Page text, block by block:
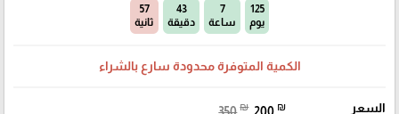
125
يوم
7
ساعة
43
دقيقة
56
ثانية
الكمية المتوفرة محدودة سارع بالشراء
السعر 350 ₪ 200 ₪